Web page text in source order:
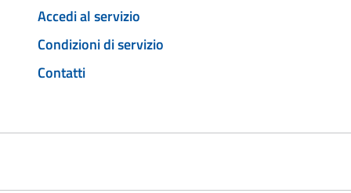
Accedi al servizio
Condizioni di servizio
Contatti